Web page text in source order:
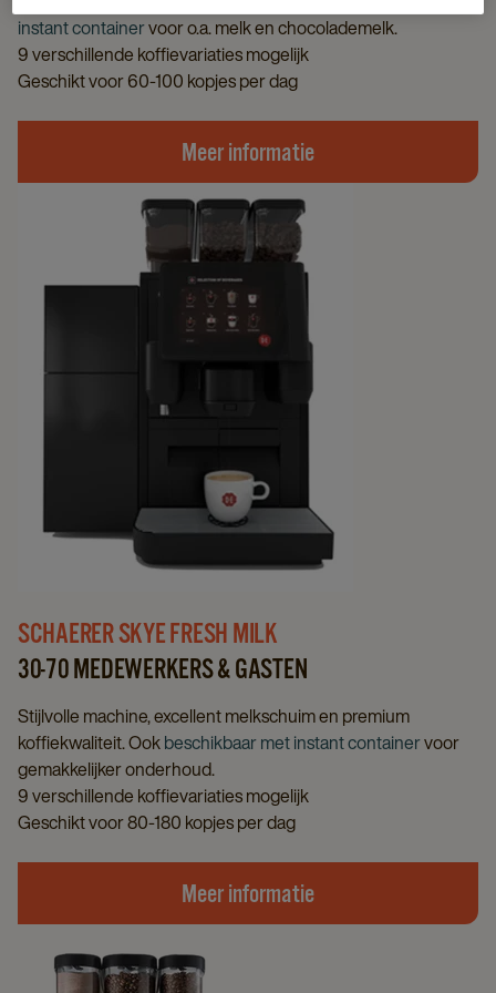
instant containervoor o.a. melk en chocolademelk.
9 verschillende koffievariaties mogelijk
Geschikt voor 60-100 kopjes per dag
Meer informatie
SCHAERER SKYE FRESH MILK
30-70 MEDEWERKERS & GASTEN
Stijlvolle machine, excellent melkschuim en premium
koffiekwaliteit. Ookbeschikbaar met instant containervoor
gemakkelijker onderhoud.
9 verschillende koffievariaties mogelijk
Geschikt voor 80-180 kopjes per dag
Meer informatie